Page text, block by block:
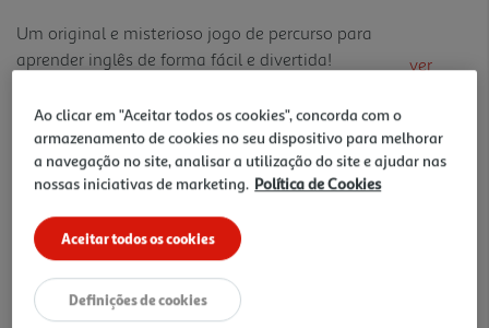
Um original e misterioso jogo de percurso para
aprender inglês de forma fácil e divertida!
para sair das divisões e sê o primeiro a chegar à
festa, superando os teus adversários! A diversão
continua com a ap p educativa desenvolvida em
colaboração com o British Institute. Made in Italy
ver
14.99 €/un
14,99 €
Ao clicar em "Aceitar todos os cookies", concorda com o
armazenamento de cookies no seu dispositivo para melhorar
a navegação no site, analisar a utilização do site e ajudar nas
nossas iniciativas de marketing. Política de Cookies
Aceitar todos os cookies
Definições de cookies